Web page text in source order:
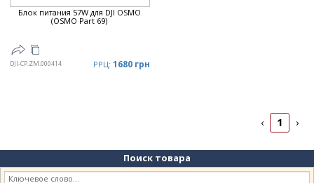
Блок питания 57W для DJI OSMO
(OSMO Part 69)
DJI-CP.ZM.000414 РРЦ: 1680 грн
‹ 1 ›
Поиск товара